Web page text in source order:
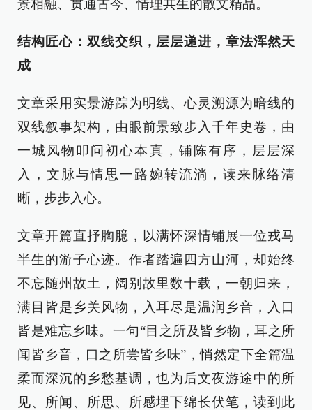
景相融、贯通古今、情理共生的散文精品。
结构匠心：双线交织，层层递进，章法浑然天
成
文章采用实景游踪为明线、心灵溯源为暗线的
双线叙事架构，由眼前景致步入千年史卷，由
一城风物叩问初心本真，铺陈有序，层层深
入，文脉与情思一路婉转流淌，读来脉络清
晰，步步入心。
文章开篇直抒胸臆，以满怀深情铺展一位戎马
半生的游子心迹。作者踏遍四方山河，却始终
不忘随州故土，阔别故里数十载，一朝归来，
满目皆是乡关风物，入耳尽是温润乡音，入口
皆是难忘乡味。一句“目之所及皆乡物，耳之所
闻皆乡音，口之所尝皆乡味”，悄然定下全篇温
柔而深沉的乡愁基调，也为后文夜游途中的所
见、所闻、所思、所感埋下绵长伏笔，读到此